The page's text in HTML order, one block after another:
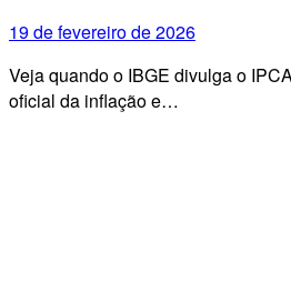
19 de fevereiro de 2026
Veja quando o IBGE divulga o
oficial da inflação e…